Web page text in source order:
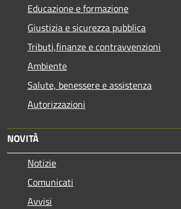
Educazione e formazione
Giustizia e sicurezza pubblica
Tributi,finanze e contravvenzioni
Ambiente
Salute, benessere e assistenza
Autorizzazioni
NOVITÀ
Notizie
Comunicati
Avvisi